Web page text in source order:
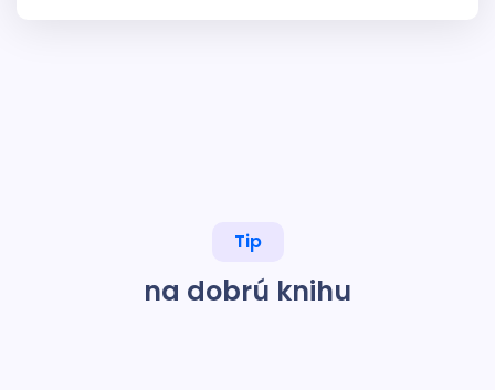
Tip
na dobrú knihu